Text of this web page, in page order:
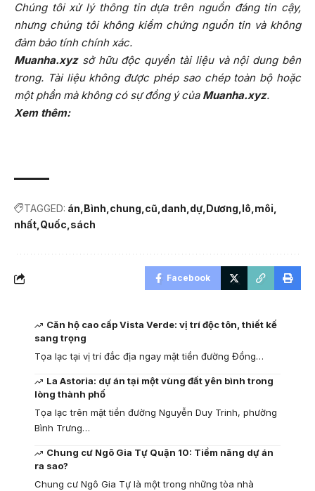
Chúng tôi xử lý thông tin dựa trên nguồn đáng tin cậy,
nhưng chúng tôi không kiểm chứng nguồn tin và không
đảm bảo tính chính xác.
Muanha.xyzsở hữu độc quyền tài liệu và nội dung bên
trong. Tài liệu không được phép sao chép toàn bộ hoặc
một phần mà không có sự đồng ý của Muanha.xyz.
Xem thêm:
TAGGED: án Bình chung cũ danh dự Dương lô môi
nhất Quốc sách
Facebook
Căn hộ cao cấp Vista Verde: vị trí độc tôn, thiết kế
sang trọng
Tọa lạc tại vị trí đắc địa ngay mặt tiền đường Đồng…
La Astoria: dự án tại một vùng đất yên bình trong
lòng thành phố
Tọa lạc trên mặt tiền đường Nguyễn Duy Trinh, phường
Bình Trưng…
Chung cư Ngô Gia Tự Quận 10: Tiềm năng dự án
ra sao?
Chung cư Ngô Gia Tự là một trong những tòa nhà